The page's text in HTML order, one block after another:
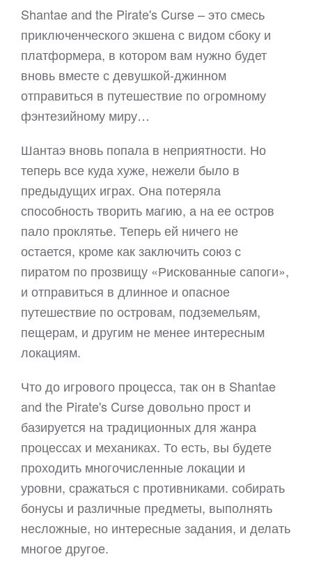
Shantae and the Pirate's Curse – это смесь
приключенческого экшена с видом сбоку и
платформера, в котором вам нужно будет
вновь вместе с девушкой-джинном
отправиться в путешествие по огромному
фэнтезийному миру…
Шантаэ вновь попала в неприятности. Но
теперь все куда хуже, нежели было в
предыдущих играх. Она потеряла
способность творить магию, а на ее остров
пало проклятье. Теперь ей ничего не
остается, кроме как заключить союз с
пиратом по прозвищу «Рискованные сапоги»,
и отправиться в длинное и опасное
путешествие по островам, подземельям,
пещерам, и другим не менее интересным
локациям.
Что до игрового процесса, так он в Shantae
and the Pirate's Curse довольно прост и
базируется на традиционных для жанра
процессах и механиках. То есть, вы будете
проходить многочисленные локации и
уровни, сражаться с противниками. собирать
бонусы и различные предметы, выполнять
несложные, но интересные задания, и делать
многое другое.